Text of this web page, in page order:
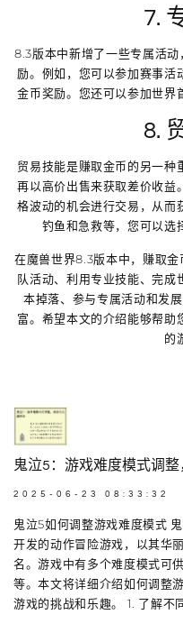
7.
8.3版本中新增了一些专属活
励。例如，您可以参加赛事活
金币奖励。您还可以参加世界
8.
贸易技能是赚取金币的另一种
再以高价出售来获取差价收益
格波动的机会进行交易，从而
钓鱼和急救等，您可以选
在魔兽世界8.3版本中，赚取
队活动、利用专业技能、完成
本掉落、参与专属活动和发
富。希望本文的介绍能够帮助
的
鬼泣5：游戏难度模式调
2025-06-23 08:33:32
鬼泣5如何调整游戏难度模式
开发的动作冒险游戏，以其华
名。游戏中有多个难度模式可
等。本文将详细介绍如何调整
游戏的挑战和乐趣。 1. 了解不